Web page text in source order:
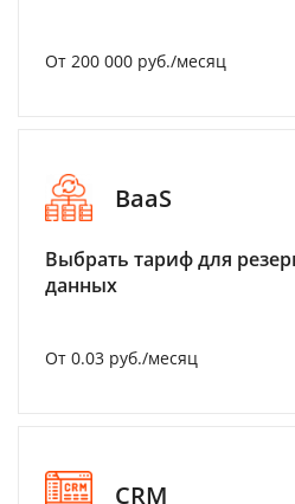
От 200 000 руб./месяц
BaaS
Выбрать тариф для
данных
От 0.03 руб./месяц
CRM